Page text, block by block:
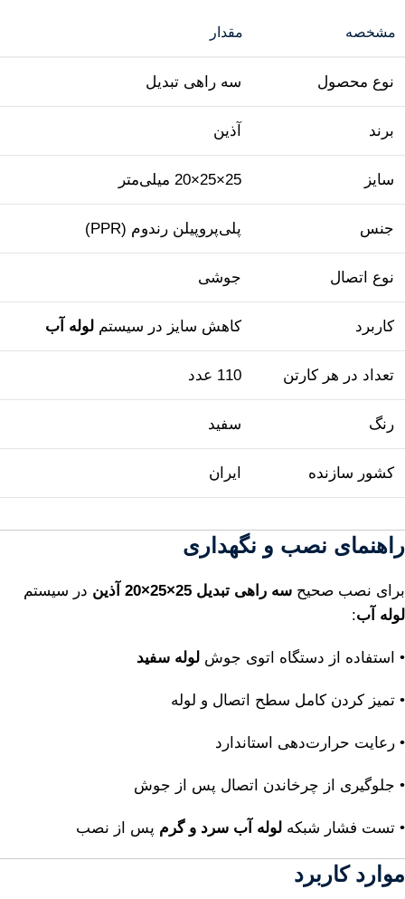
مشخصه مقدار
نوع محصول سه راهی تبدیل
برند آذین
سایز 25×25×20 میلی‌متر
جنس پلی‌پروپیلن رندوم (PPR)
نوع اتصال جوشی
کاربرد کاهش سایز در سیستم لوله آب
تعداد در هر کارتن 110 عدد
رنگ سفید
کشور سازنده ایران
راهنمای نصب و نگهداری
برای نصب صحیح سه راهی تبدیل 25×25×20 آذین
در سیستم
لوله آب:
• استفاده از دستگاه اتوی جوش لوله سفید
• تمیز کردن کامل سطح اتصال و لوله
• رعایت حرارت‌دهی استاندارد
• جلوگیری از چرخاندن اتصال پس از جوش
• تست فشار شبکه لوله آب سرد و گرم پس از نصب
موارد کاربرد